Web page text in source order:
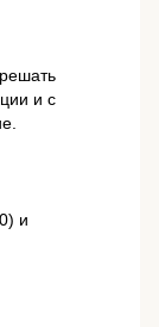
и с
и